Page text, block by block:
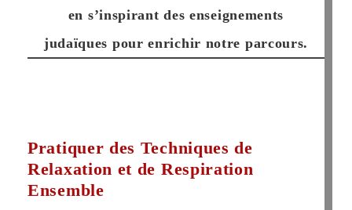
en s’inspirant des enseignements
judaïques pour enrichir notre parcours.
Pratiquer des Techniques de
Relaxation et de Respiration
Ensemble